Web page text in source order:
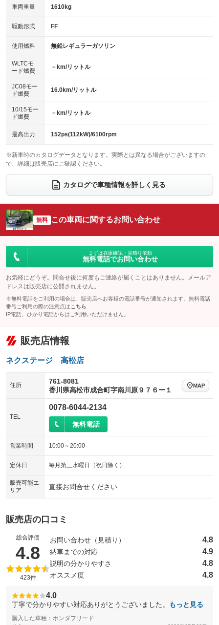
アイドリングストップ
：装備あり
USB入力端子
：装備あり
100V電源
：装備なし
センターデフロック
：装備なし
電動格納ミラー
：装備あり
HID(キセノンライト)
バックカメラ
エアロ
：装備なし
ローダウン
：装備なし
ベンチシート
：装備なし
チップアップシート
：装備なし
電動格納サードシート
：装備なし シートヒーター
：装備なし
ウォークスルー
電動リアゲート フロントカメラ
：装備なし
シートエアコン
：装備なし 全周囲カメラ
：装備なし
サイドカメラ
：装備なし ルーフレール
：装備なし
エアサスペンション ヘッドライトウォッシャー
車両重量 1610kg
駆動形式 FF
使用燃料 無鉛レギュラーガソリン
WLTCモ
ード燃費
－km/リットル
JC08モー
ド燃費
16.0km/リットル
10/15モー
ド燃費
－km/リットル
最高出力 152ps(112kW)/6100rpm
※新車時のカタログデータとなります。実際とは異なる場合がございますの
で、詳細は販売店にご確認ください。
カタログで車種情報を詳しく見る
無料 この車両に関するお問い合わせ
まずは在庫確認・見積り依頼
無料電話でお問い合わせ
お気軽にどうぞ。問合せ後に何度もご連絡が届くことはありません。メールア
ドレスは販売店に公開されません。
※無料電話をご利用の場合は、販売店へお客様の電話番号が通知されます。無料電話
番号ご利用の際の注意点は こちら
IP電話、ひかり電話からはご利用いただけません。
販売店情報
ネクステージ 高松店
住所
761-8081
香川県高松市成合町字南川原９７６ー１
MAP
TEL
0078-6044-2134
無料電話
営業時間 10:00～20:00
定休日 毎月第三水曜日（祝日除く）
販売可能エ
リア
直接お問合せください
販売店の口コミ
総合評価
4.8 （5点満点中）
423件
お問い合わせ（見積り） 4.8
納車までの対応 4.9
説明の分かりやすさ 4.8
オススメ度 4.8
4.0
丁寧で分かりやすい対応ありがとうございました。 もっと見る
購入した車種：ホンダフリード